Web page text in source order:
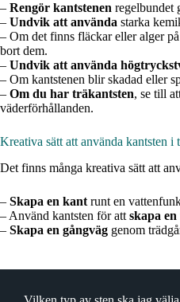
– Rengör kantstenen regelbundet
– Undvik att använda starka
– Om det finns fläckar eller alger
bort dem.
– Undvik att använda
– Om kantstenen blir skadad eller
– Om du har träkantsten, se till
väderförhållanden.
Kreativa sätt att använda kantsten i
Det finns många kreativa sätt att
– Skapa en kant runt en
– Använd kantsten för att skapa
– Skapa en gångväg genom